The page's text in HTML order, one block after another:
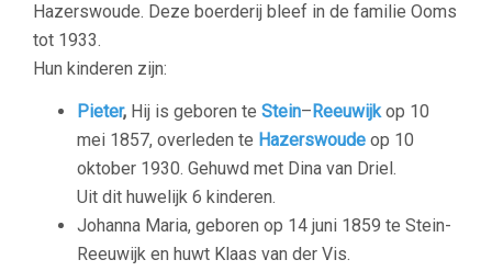
Hazerswoude. Deze boerderij bleef in de familie Ooms
tot 1933.
Hun kinderen zijn:
Pieter, Hij is geboren te Stein–Reeuwijkop 10
mei 1857, overleden te Hazerswoude op 10
oktober 1930. Gehuwd met Dina van Driel.
Uit dit huwelijk 6 kinderen.
Johanna Maria, geboren op 14 juni 1859 te Stein-
Reeuwijk en huwt Klaas van der Vis.